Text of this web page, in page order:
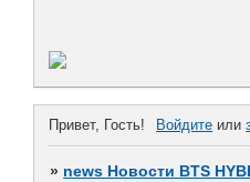
Привет, Гость! Войдите или
» news Новости BTS